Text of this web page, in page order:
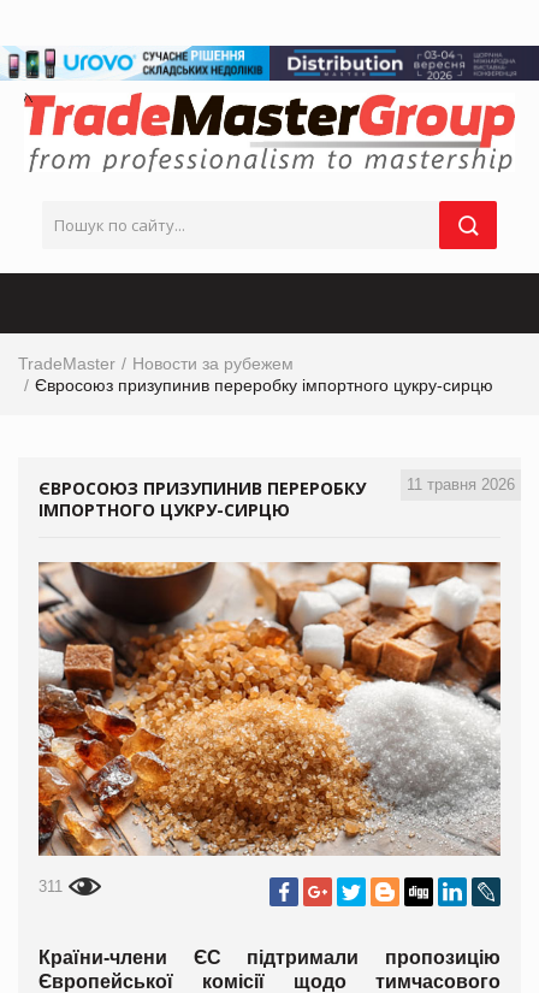
TradeMaster
Новости за рубежем
Євросоюз призупинив переробку імпортного цукру-сирцю
11 травня 2026
ЄВРОСОЮЗ ПРИЗУПИНИВ ПЕРЕРОБКУ
ІМПОРТНОГО ЦУКРУ-СИРЦЮ
311
Країни-члени ЄС підтримали пропозицію
Європейської комісії щодо тимчасового